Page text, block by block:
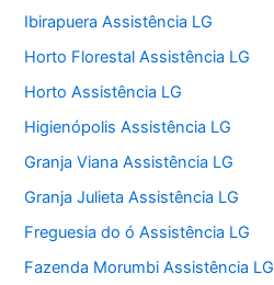
Ibirapuera Assistência LG
Horto Florestal Assistência LG
Horto Assistência LG
Higienópolis Assistência LG
Granja Viana Assistência LG
Granja Julieta Assistência LG
Freguesia do ó Assistência LG
Fazenda Morumbi Assistência LG